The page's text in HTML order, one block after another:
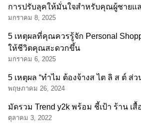
การปรับลุคให้มั่นใจสำหรับคุณผู้ชาย
มกราคม 8, 2025
5 เหตุผลที่คุณควรรู้จัก Personal
ให้ชีวิตคุณสะดวกขึ้น
มกราคม 6, 2025
5 เหตุผล “ทำไม ต้องจ้างส ไต ลิ ส ต์ ส่
พฤษภาคม 26, 2024
มัดรวม Trend y2k พร้อม ชี้เป้า ร้าน เ
ตุลาคม 3, 2022